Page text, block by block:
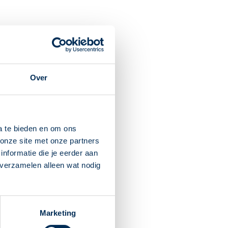
Over
te bieden en om ons
site met onze partners
die je eerder aan
alleen wat nodig
Marketing
de instructie op deze
verdwijnt snel. Houdt u